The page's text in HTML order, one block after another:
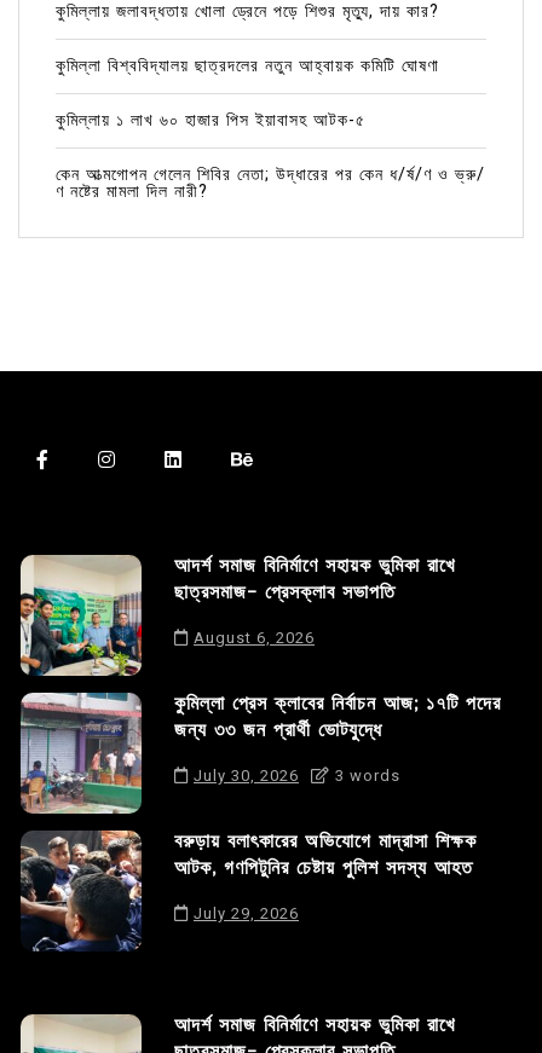
কুমিল্লায় জলাবদ্ধতায় খোলা ড্রেনে পড়ে শিশুর মৃত্যু, দায় কার?
কুমিল্লা বিশ্ববিদ্যালয় ছাত্রদলের নতুন আহ্বায়ক কমিটি ঘোষণা
কুমিল্লায় ১ লাখ ৬০ হাজার পিস ইয়াবাসহ আটক-৫
কেন আত্মগোপন গেলেন শিবির নেতা; উদ্ধারের পর কেন ধ/র্ষ/ণ ও ভ্রু/
ণ নষ্টের মামলা দিল নারী?
আদর্শ সমাজ বিনির্মাণে সহায়ক ভুমিকা রাখে
ছাত্রসমাজ- প্রেসক্লাব সভাপতি
August 6, 2026
কুমিল্লা প্রেস ক্লাবের নির্বাচন আজ; ১৭টি পদের
জন্য ৩৩ জন প্রার্থী ভোটযুদ্ধে
July 30, 2026 3 words
বরুড়ায় বলাৎকারের অভিযোগে মাদ্রাসা শিক্ষক
আটক, গণপিটুনির চেষ্টায় পুলিশ সদস্য আহত
July 29, 2026
আদর্শ সমাজ বিনির্মাণে সহায়ক ভুমিকা রাখে